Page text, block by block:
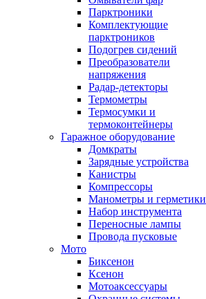
Парктроники
Комплектующие
парктроников
Подогрев сидений
Преобразователи
напряжения
Радар-детекторы
Термометры
Термосумки и
термоконтейнеры
Гаражное оборудование
Домкраты
Зарядные устройства
Канистры
Компрессоры
Манометры и герметики
Набор инструмента
Переносные лампы
Провода пусковые
Мото
Биксенон
Ксенон
Мотоаксессуары